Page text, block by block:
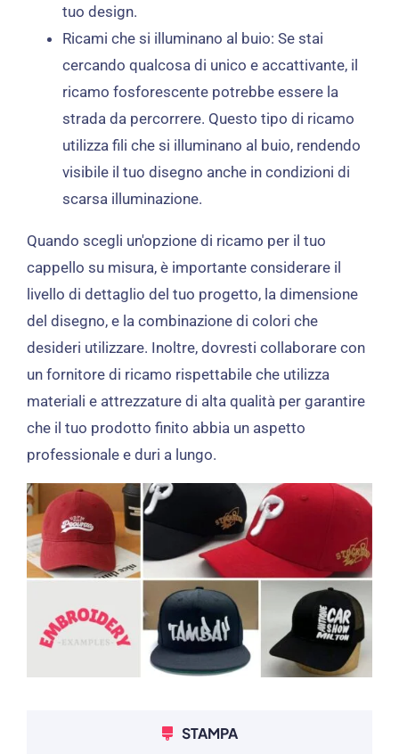
tuo design.
Ricami che si illuminano al buio: Se stai
cercando qualcosa di unico e accattivante, il
ricamo fosforescente potrebbe essere la
strada da percorrere. Questo tipo di ricamo
utilizza fili che si illuminano al buio, rendendo
visibile il tuo disegno anche in condizioni di
scarsa illuminazione.
Quando scegli un'opzione di ricamo per il tuo
cappello su misura, è importante considerare il
livello di dettaglio del tuo progetto, la dimensione
del disegno, e la combinazione di colori che
desideri utilizzare. Inoltre, dovresti collaborare con
un fornitore di ricamo rispettabile che utilizza
materiali e attrezzature di alta qualità per garantire
che il tuo prodotto finito abbia un aspetto
professionale e duri a lungo.
STAMPA